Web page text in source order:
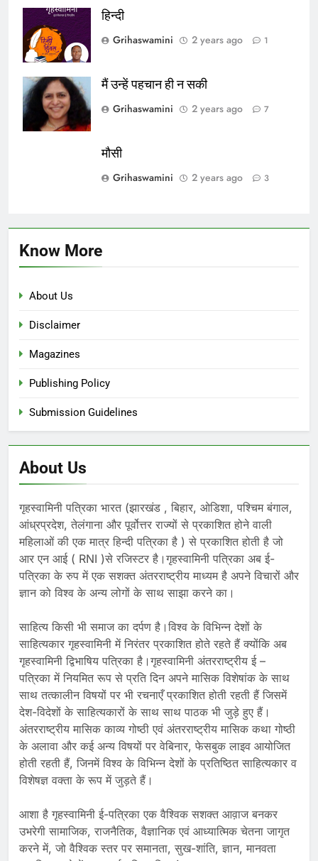
हिन्दी
Grihaswamini
2 years ago 1
मैं उन्हें पहचान ही न सकी
Grihaswamini
2 years ago 7
मौसी
Grihaswamini
2 years ago 3
Know More
About Us
Disclaimer
Magazines
Publishing Policy
Submission Guidelines
About Us
गृहस्वामिनी पत्रिका भारत (झारखंड , बिहार, ओडिशा, पश्चिम बंगाल,
आंध्रप्रदेश, तेलंगाना और पूर्वोत्तर राज्यों से प्रकाशित होने वाली
महिलाओं की एक मात्र हिन्दी पत्रिका है ) से प्रकाशित होती है जो
आर एन आई ( RNI )से रजिस्टर है।गृहस्वामिनी पत्रिका अब ई-
पत्रिका के रुप में एक सशक्त अंतरराष्ट्रीय माध्यम है अपने विचारों और
ज्ञान को विश्व के अन्य लोगों के साथ साझा करने का।
साहित्य किसी भी समाज का दर्पण है।विश्व के विभिन्न देशों के
साहित्यकार गृहस्वामिनी में निरंतर प्रकाशित होते रहते हैं क्योंकि अब
गृहस्वामिनी द्विभाषिय पत्रिका है।गृहस्वामिनी अंतरराष्ट्रीय ई –
पत्रिका में नियमित रूप से प्रति दिन अपने मासिक विशेषांक के साथ
साथ तत्कालीन विषयों पर भी रचनाएँ प्रकाशित होती रहती हैं जिसमें
देश-विदेशों के साहित्यकारों के साथ साथ पाठक भी जुड़े हुए हैं।
अंतरराष्ट्रीय मासिक काव्य गोष्ठी एवं अंतरराष्ट्रीय मासिक कथा गोष्ठी
के अलावा और कई अन्य विषयों पर वेबिनार, फेसबुक लाइव आयोजित
होती रहती हैं, जिनमें विश्व के विभिन्न देशों के प्रतिष्ठित साहित्यकार व
विशेषज्ञ वक्ता के रूप में जुड़ते हैं।
आशा है गृहस्वामिनी ई-पत्रिका एक वैश्विक सशक्त आव़ाज बनकर
उभरेगी सामाजिक, राजनैतिक, वैज्ञानिक एवं आध्यात्मिक चेतना जागृत
करने में, जो वैश्विक स्तर पर समानता, सुख-शांति, ज्ञान, मानवता